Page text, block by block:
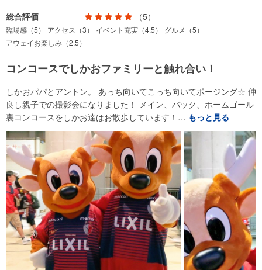
総合評価 （5）
臨場感（5） アクセス（3） イベント充実（4.5）
グルメ（5）
アウェイお楽しみ（2.5）
コンコースでしかおファミリーと触れ合い！
しかおパパとアントン。 あっち向いてこっち向いてポージング☆ 仲
良し親子での撮影会になりました！ メイン、バック、ホームゴール
裏コンコースをしかお達はお散歩しています！… もっと見る